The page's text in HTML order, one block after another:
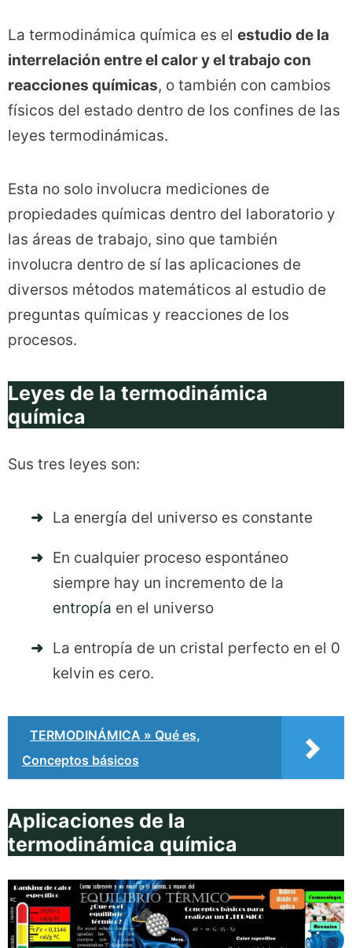
La termodinámica química es el estudio de la
interrelación entre el calor y el trabajo con
reacciones químicas, o también con cambios
físicos del estado dentro de los confines de las
leyes termodinámicas.
Esta no solo involucra mediciones de
propiedades químicas dentro del laboratorio y
las áreas de trabajo, sino que también
involucra dentro de sí las aplicaciones de
diversos métodos matemáticos al estudio de
preguntas químicas y reacciones de los
procesos.
Leyes de la termodinámica
química
Sus tres leyes son:
La energía del universo es constante
En cualquier proceso espontáneo
siempre hay un incremento de la
entropía en el universo
La entropía de un cristal perfecto en el 0
kelvin es cero.
TERMODINÁMICA » Qué es,
Conceptos básicos
Aplicaciones de la
termodinámica química